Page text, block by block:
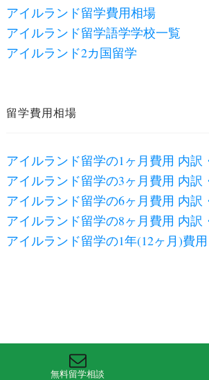
アイルランド留学費用相場
アイルランド留学語学学校一覧
アイルランド2カ国留学
留学費用相場
アイルランド留学の1ヶ月費用 内訳
アイルランド留学の3ヶ月費用 内訳
アイルランド留学の6ヶ月費用 内訳
アイルランド留学の8ヶ月費用 内訳
アイルランド留学の1年(12ヶ月)費
無料留学相談